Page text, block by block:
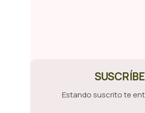
Estando suscrito te